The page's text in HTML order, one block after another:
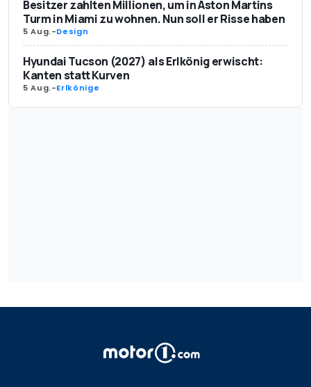
Besitzer zahlten Millionen, um in Aston Martins
Turm in Miami zu wohnen. Nun soll er Risse haben
5 Aug.-Design
Hyundai Tucson (2027) als Erlkönig erwischt:
Kanten statt Kurven
5 Aug.-Erlkönige